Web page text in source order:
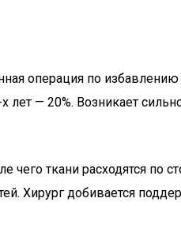
операция по
лет — 20%. Возникает
чего ткани расходятся по
Хирург добивается